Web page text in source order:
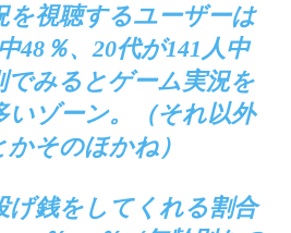
を視聴するユーザーは
48％、20代が141人中
でみるとゲーム実況を
いゾーン。（それ以外
かそのほかね）
げ銭をしてくれる割合